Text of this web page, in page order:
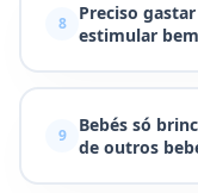
8
Preciso
estimular
9
Bebés só
de outros